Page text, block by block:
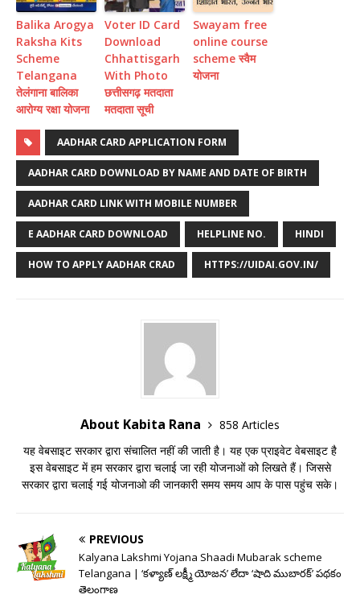
Balika Arogya
Raksha Kits
Scheme
Telangana
तेलंगाना बालिका
आरोग्य रक्षा योजना
Voter ID Card
Download
Chhattisgarh
With Photo
छत्तीसगढ़ मतदाता
मतदाता सूची
Swayam free
online course
scheme स्वैम
योजना
AADHAR CARD APPLICATION FORM
AADHAR CARD DOWNLOAD BY NAME AND DATE OF BIRTH
AADHAR CARD LINK WITH MOBILE NUMBER
E AADHAR CARD DOWNLOAD HELPLINE NO. HINDI
HOW TO APPLY AADHAR CRAD HTTPS://UIDAI.GOV.IN/
About Kabita Rana
858 Articles
यह वेबसाइट सरकार द्वारा संचालित नहीं की जाती है। यह एक प्राइवेट वेबसाइट है
इस वेबसाइट में हम सरकार द्वारा चलाई जा रही योजनाओं को लिखते हैं। जिससे
सरकार द्वारा चलाई गई योजनाओ की जानकारी समय समय आप के पास पहुंच सके।
PREVIOUS
Kalyana Lakshmi Yojana Shaadi Mubarak scheme
Telangana | ‘కళ్యాణ్ లక్ష్మీ యోజన’ లేదా ‘షాది ముబారక్’ పథకం
తెలంగాణ